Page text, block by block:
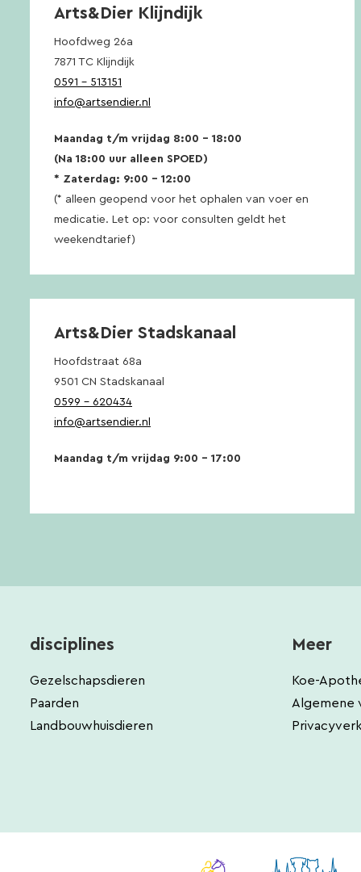
Arts&Dier Klijndijk
Hoofdweg 26a
7871 TC Klijndijk
0591 – 513151
info@artsendier.nl
Maandag t/m vrijdag 8:00 – 18:00
(Na 18:00 uur alleen SPOED)
* Zaterdag: 9:00 – 12:00
(* alleen geopend voor het ophalen van voer en
medicatie. Let op: voor consulten geldt het
weekendtarief)
Arts&Dier Stadskanaal
Hoofdstraat 68a
9501 CN Stadskanaal
0599 – 620434
info@artsendier.nl
Maandag t/m vrijdag 9:00 – 17:00
disciplines
Gezelschapsdieren
Paarden
Landbouwhuisdieren
Meer
Koe-
Algemene